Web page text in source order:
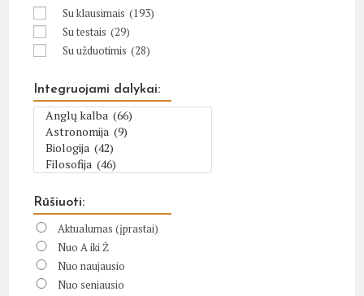
Su klausimais (193)
Su testais (29)
Su užduotimis (28)
Integruojami dalykai:
Rūšiuoti:
Aktualumas (įprastai)
Nuo A iki Ž
Nuo naujausio
Nuo seniausio